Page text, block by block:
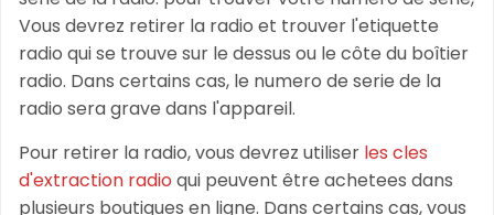
Vous devrez retirer la radio et trouver l'etiquette
radio qui se trouve sur le dessus ou le côte du boîtier
radio. Dans certains cas, le numero de serie de la
radio sera grave dans l'appareil.
Pour retirer la radio, vous devrez utiliser les cles
d'extraction radio qui peuvent être achetees dans
plusieurs boutiques en ligne. Dans certains cas, vous